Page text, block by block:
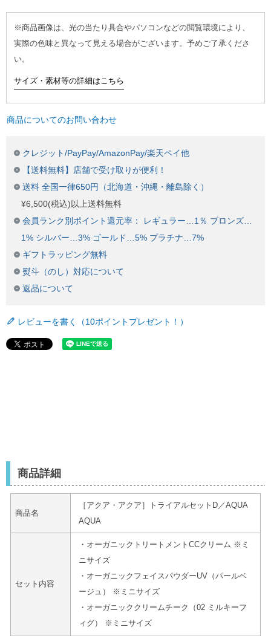
※商品画像は、光の当たり具合やパソコンなどの閲覧環境により、
実際の色味と異なって見える場合がございます。予めご了承くださ
い。
サイズ・素材等の詳細はこちら
商品についてのお問い合わせ
クレジット/PayPay/AmazonPay/楽天ペイ他
【送料無料】店舗で受け取りが便利！
送料 全国一律650円（北海道・沖縄・離島除く）
¥6,500(税込)以上送料無料
会員ランク別ポイント還元率： レギュラー…1％ ブロンズ…
1% シルバー…3% ゴールド…5% プラチナ…7%
ギフトラッピング無料
熨斗（のし）対応について
返品について
レビューを書く（10ポイントプレゼント！）
商品詳細
商品名
［アクア・アクア］トライアルセットD／AQUA
AQUA
セット内容
・オーガニックトリートメントCCクリーム ※ミ
ニサイズ
・オーガニックフェイスパウダーUV（パールベ
ージュ） ※ミニサイズ
・オーガニッククリームチーク（02 ミルキーフ
ィグ） ※ミニサイズ